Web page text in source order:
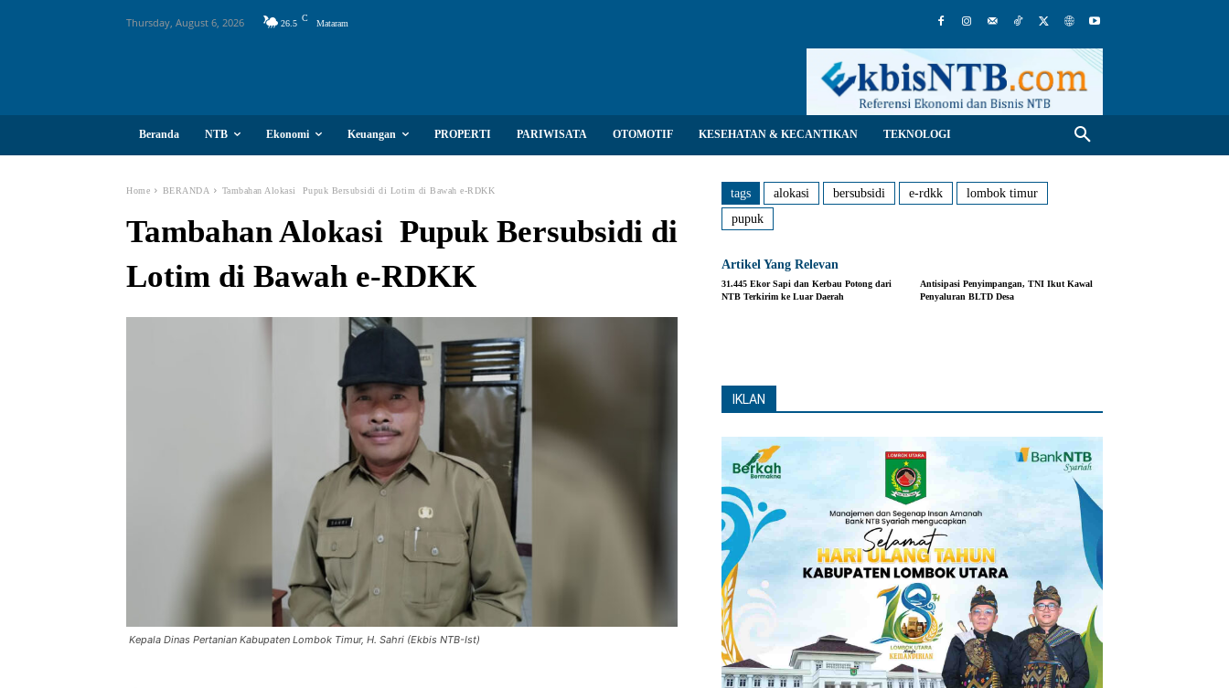
Thursday, August 6, 2026 26.5
C
Mataram
Beranda NTB Ekonomi Keuangan PROPERTI PARIWISATA OTOMOTIF KESEHATAN & KECANTIKAN TEKNOLOGI
Home BERANDA Tambahan Alokasi Pupuk Bersubsidi di Lotim di Bawah e-RDKK
Tambahan Alokasi Pupuk Bersubsidi di
Lotim di Bawah e-RDKK
Kepala Dinas Pertanian Kabupaten Lombok Timur, H. Sahri (Ekbis NTB-Ist)
tags alokasi bersubsidi e-rdkk
lombok timur
pupuk
Artikel Yang Relevan
31.445 Ekor Sapi dan Kerbau Potong dari
NTB Terkirim ke Luar Daerah
Antisipasi Penyimpangan, TNI Ikut Kawal
Penyaluran BLTD Desa
IKLAN